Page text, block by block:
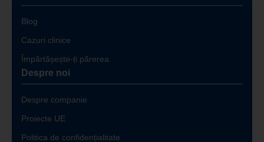
Blog
Cazuri clinice
Împărtășește-ți părerea
Despre noi
Despre companie
Proiecte UE
Politica de confidențialitate